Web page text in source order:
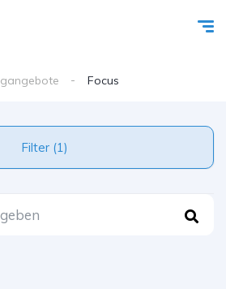
Focus
Filter (1)